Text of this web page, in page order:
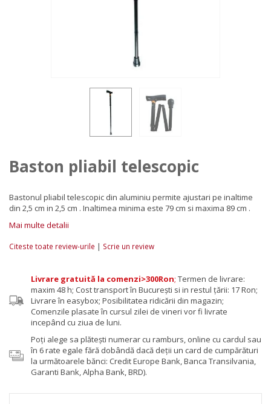
Baston pliabil telescopic
Bastonul pliabil telescopic din aluminiu permite ajustari pe inaltime
din 2,5 cm in 2,5 cm . Inaltimea minima este 79 cm si maxima 89 cm .
Mai multe detalii
Citeste toate review-urile | Scrie un review
Livrare gratuită la comenzi>300Ron; Termen de livrare:
maxim 48 h; Cost transport în București si in restul țării: 17 Ron;
Livrare în easybox; Posibilitatea ridicării din magazin;
Comenzile plasate în cursul zilei de vineri vor fi livrate
incepând cu ziua de luni.
Poţi alege sa plăteşti numerar cu ramburs, online cu cardul sau
în 6 rate egale fără dobândă dacă deții un card de cumpărături
la următoarele bănci: Credit Europe Bank, Banca Transilvania,
Garanti Bank, Alpha Bank, BRD).